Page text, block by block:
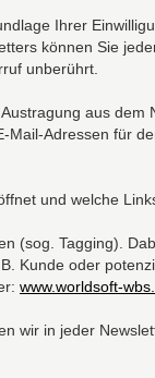
Ihrer
können Sie
unberührt.
aus dem
Adressen für
und welche
(sog. Tagging).
Kunde oder
www.worldsoft-
wir in jeder